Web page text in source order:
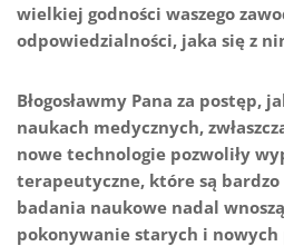
wielkiej godności waszego
odpowiedzialności, jaka się z
Błogosławmy Pana za postęp,
naukach medycznych,
nowe technologie pozwoliły
terapeutyczne, które są
badania naukowe nadal
pokonywanie starych i